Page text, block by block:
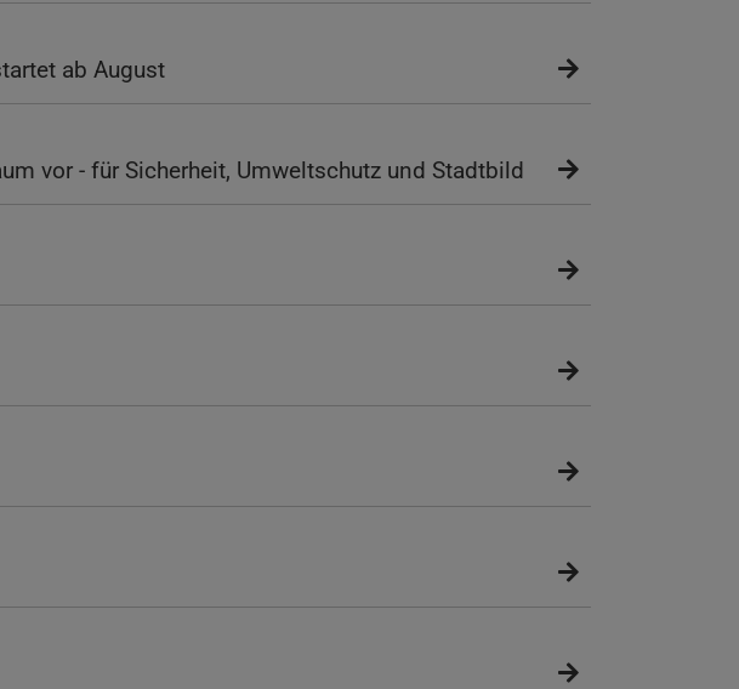
ab August
vor - für Sicherheit, Umweltschutz und Stadtbild